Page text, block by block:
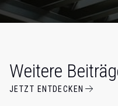
Weitere
JETZT ENTDECKEN